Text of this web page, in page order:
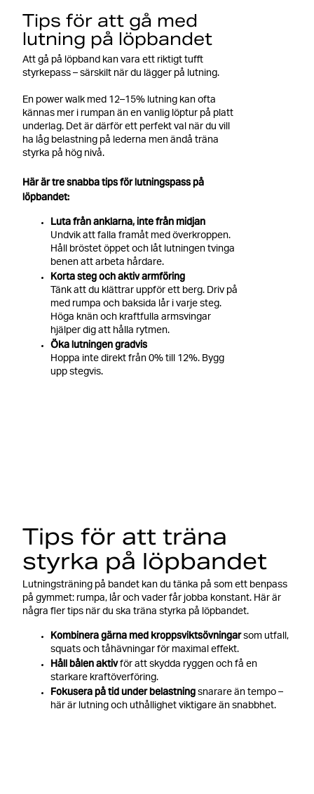
Tips för att gå med
lutning på löpbandet
Att gå på löpband kan vara ett riktigt tufft
styrkepass – särskilt när du lägger på lutning.
En power walk med 12–15% lutning kan ofta
kännas mer i rumpan än en vanlig löptur på platt
underlag. Det är därför ett perfekt val när du vill
ha låg belastning på lederna men ändå träna
styrka på hög nivå.
Här är tre snabba tips för lutningspass på
löpbandet:
Luta från anklarna, inte från midjan
Undvik att falla framåt med överkroppen.
Håll bröstet öppet och låt lutningen tvinga
benen att arbeta hårdare.
Korta steg och aktiv armföring
Tänk att du klättrar uppför ett berg. Driv på
med rumpa och baksida lår i varje steg.
Höga knän och kraftfulla armsvingar
hjälper dig att hålla rytmen.
Öka lutningen gradvis
Hoppa inte direkt från 0% till 12%. Bygg
upp stegvis.
Tips för att träna
styrka på löpbandet
Lutningsträning på bandet kan du tänka på som ett benpass
på gymmet: rumpa, lår och vader får jobba konstant. Här är
några fler tips när du ska träna styrka på löpbandet.
Kombinera gärnamed kroppsviktsövningarsom utfall,
squats och tåhävningar för maximal effekt.
Håll bålen aktivför att skydda ryggen och få en
starkare kraftöverföring.
Fokusera på tid under belastning snarare än tempo –
här är lutning och uthållighet viktigare än snabbhet.